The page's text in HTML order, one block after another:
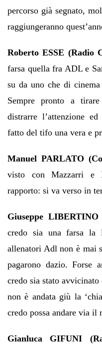
percorso già segnato,
raggiungeranno
Roberto ESSE (Radio
farsa quella fra ADL e
su da uno che di cinema
Sempre pronto a
distrarre l’attenzione
fatto del tifo una vera e
Manuel PARLATO
visto con Mazzarri e
rapporto: si va verso in
Giuseppe
credo sia una farsa
allenatori Adl non è mai
pagarono dazio. Forse
credo sia stato
non è andata giù la
credo possa andare via il
Gianluca GIFUNI